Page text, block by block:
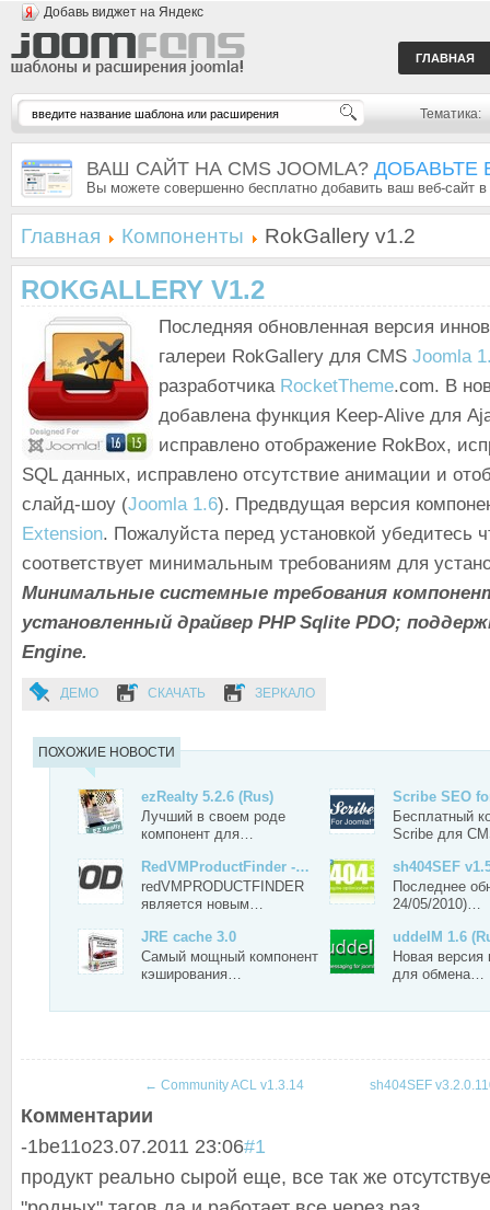
Добавь виджет на Яндекс
ГЛАВНАЯ
Тематика:
ВАШ САЙТ НА CMS JOOMLA? ДОБАВЬТЕ
Вы можете совершенно бесплатно добавить ваш веб-сайт
Главная Компоненты RokGallery v1.2
ROKGALLERY V1.2
Последняя обновленная версия
галереи RokGallery для CMS Joomla
разработчика RocketTheme.com. В
добавлена функция Keep-Alive для
исправлено отображение RokBox,
SQL данных, исправлено отсутствие анимации и
слайд-шоу (Joomla 1.6). Предвдущая версия
Extension. Пожалуйста перед установкой убедитесь
соответствует минимальным требованиям для
Минимальные системные требования
установленный драйвер PHP Sqlite PDO;
Engine.
ДЕМО СКАЧАТЬ ЗЕРКАЛО
ПОХОЖИЕ НОВОСТИ
ezRealty 5.2.6 (Rus)
Лучший в своем роде
компонент для…
Scribe SEO
Бесплатный
Scribe для
RedVMProductFinder -…
redVMPRODUCTFINDER
является новым…
sh404SEF
Последнее
24/05/2010)…
JRE cache 3.0
Самый мощный компонент
кэширования…
uddeIM 1.6
Новая версия
для обмена…
← Community ACL v1.3.14 sh404SEF
Комментарии
-1be11o23.07.2011 23:06#1
продукт реально сырой еще, все так же